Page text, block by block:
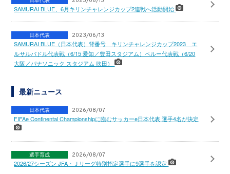
SAMURAI BLUE、6月キリンチャレンジカップ2連戦へ活動開始
日本代表 2023/06/13
SAMURAI BLUE（日本代表）背番号 キリンチャレンジカップ2023 エ
ルサルバドル代表戦（6/15 愛知／豊田スタジアム）ペルー代表戦（6/20
大阪／パナソニック スタジアム 吹田）
最新ニュース
日本代表 2026/08/07
FIFAe Continental Championshipに臨むサッカーe日本代表 選手4名が決定
選手育成 2026/08/07
2026/27シーズン JFA・Ｊリーグ特別指定選手に9選手を認定